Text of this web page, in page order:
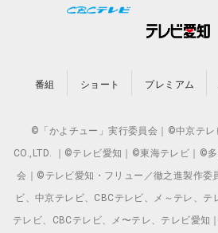
番組 ショート プレミアム
©「かよチュー」実行委員会｜©中京テレ
CO.,LTD. ｜©テレビ愛知｜©東海テレビ｜©
会｜©テレビ愛知・フリュー／徹之進製作委
ビ、中京テレビ、CBCテレビ、メ～テレ、テ
テレビ、CBCテレビ、メ〜テレ、テレビ愛